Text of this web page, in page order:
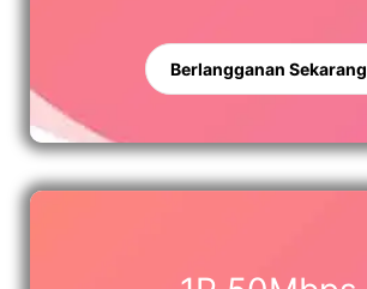
Berlangganan Sekarang